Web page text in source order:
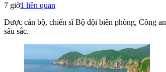
7 giờ1 liên quan
Được cán bộ, chiến sĩ Bộ đội biên phòng, Công
sâu sắc.